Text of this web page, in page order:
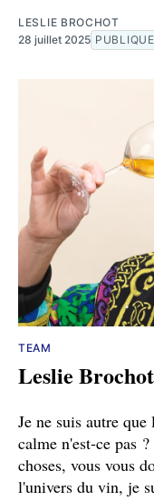
LESLIE BROCHOT
28 juillet 2025 PUBLIQUE
TEAM
Leslie
Je ne suis autre
calme n'est-ce pas
choses, vous vous
l'univers du vin, je